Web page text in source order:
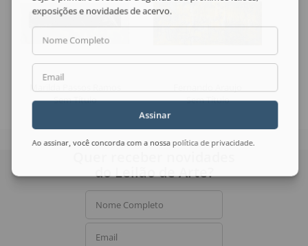
Sem Título
Sem Título
exposições e novidades de acervo.
Nome Completo
Email
Assinar
Ao assinar, você concorda com a nossa política de privacidade.
do Leilão de Arte?
Nome Completo
Email